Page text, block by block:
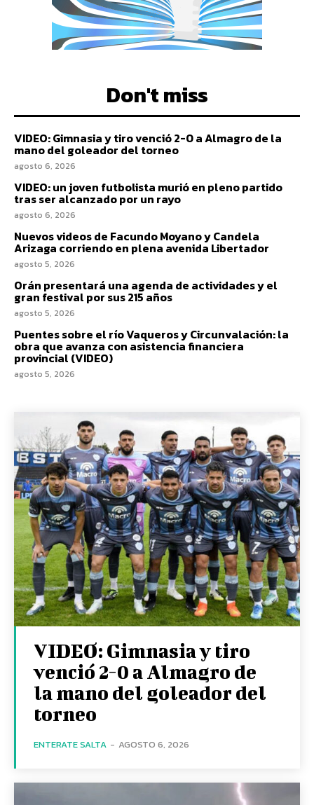
Don't miss
VIDEO: Gimnasia y tiro venció 2-0 a Almagro de la
mano del goleador del torneo
agosto 6, 2026
VIDEO: un joven futbolista murió en pleno partido
tras ser alcanzado por un rayo
agosto 6, 2026
Nuevos videos de Facundo Moyano y Candela
Arizaga corriendo en plena avenida Libertador
agosto 5, 2026
Orán presentará una agenda de actividades y el
gran festival por sus 215 años
agosto 5, 2026
Puentes sobre el río Vaqueros y Circunvalación: la
obra que avanza con asistencia financiera
provincial (VIDEO)
agosto 5, 2026
VIDEO: Gimnasia y tiro
venció 2-0 a Almagro de
la mano del goleador del
torneo
ENTERATE SALTA - AGOSTO 6, 2026